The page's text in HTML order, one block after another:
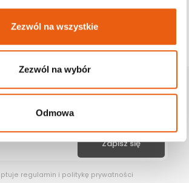
Zezwól na wszystkie
Zezwól na wybór
Odmowa
Się Na Newsletter
naszymi wszystkimi nowościami i promocjami.
regulamin i politykę prywatności